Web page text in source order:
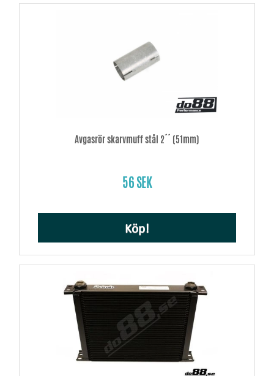
Avgasrör skarvmuff stål 2´´ (51mm)
56 SEK
Köp!